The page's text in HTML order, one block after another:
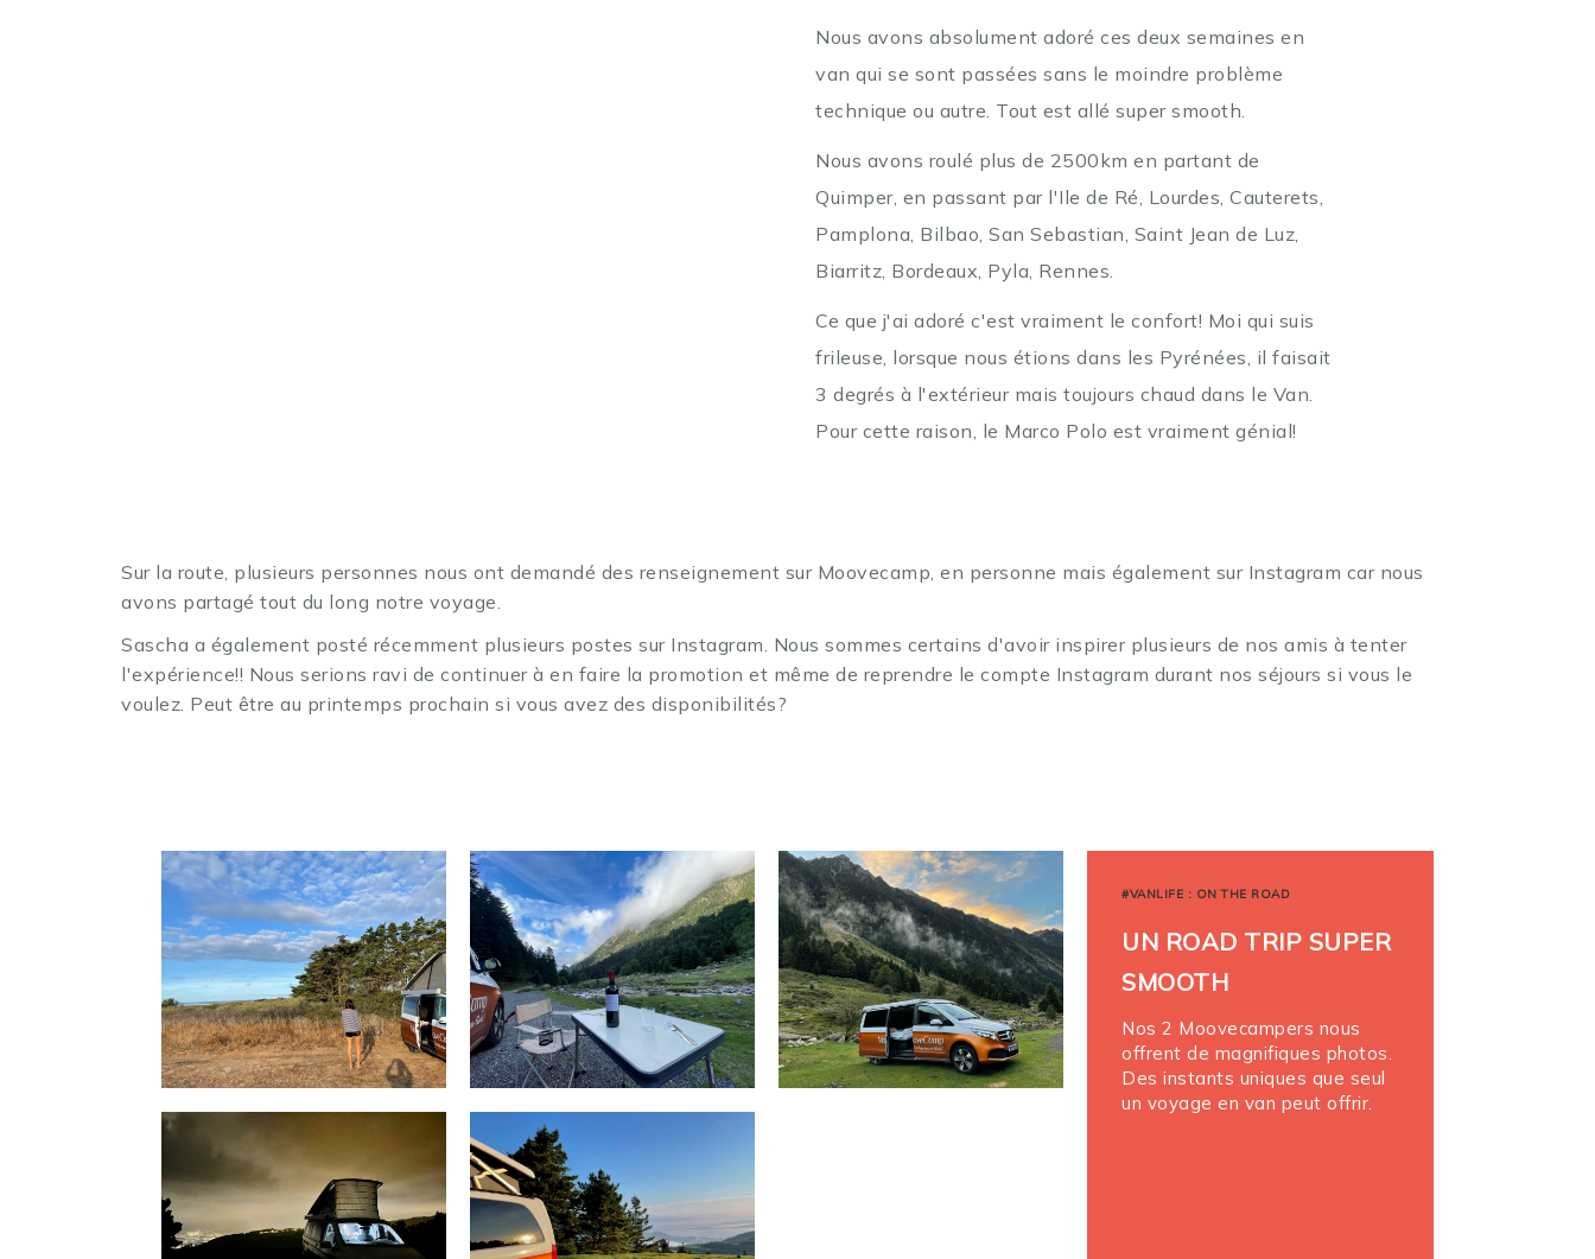
Nous avons absolument adoré ces deux semaines en
van qui se sont passées sans le moindre problème
technique ou autre. Tout est allé super smooth.
Nous avons roulé plus de 2500km en partant de
Quimper, en passant par l'Ile de Ré, Lourdes, Cauterets,
Pamplona, Bilbao, San Sebastian, Saint Jean de Luz,
Biarritz, Bordeaux, Pyla, Rennes.
Ce que j'ai adoré c'est vraiment le confort! Moi qui suis
frileuse, lorsque nous étions dans les Pyrénées, il faisait
3 degrés à l'extérieur mais toujours chaud dans le Van.
Pour cette raison, le Marco Polo est vraiment génial!
Sur la route, plusieurs personnes nous ont demandé des renseignement sur Moovecamp, en personne mais également sur Instagram car nous
avons partagé tout du long notre voyage.
Sascha a également posté récemment plusieurs postes sur Instagram. Nous sommes certains d'avoir inspirer plusieurs de nos amis à tenter
l'expérience!! Nous serions ravi de continuer à en faire la promotion et même de reprendre le compte Instagram durant nos séjours si vous le
voulez. Peut être au printemps prochain si vous avez des disponibilités?
#VANLIFE : ON THE ROAD
UN ROAD TRIP SUPER
SMOOTH
Nos 2 Moovecampers nous
offrent de magnifiques photos.
Des instants uniques que seul
un voyage en van peut offrir.